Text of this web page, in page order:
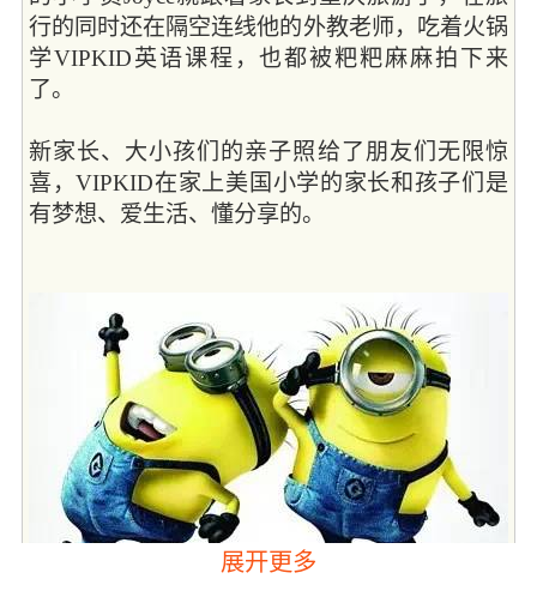
行的同时还在隔空连线他的外教老师，吃着火锅
学VIPKID英语课程，也都被粑粑麻麻拍下来
了。
新家长、大小孩们的亲子照给了朋友们无限惊
喜，VIPKID在家上美国小学的家长和孩子们是
有梦想、爱生活、懂分享的。
展开更多